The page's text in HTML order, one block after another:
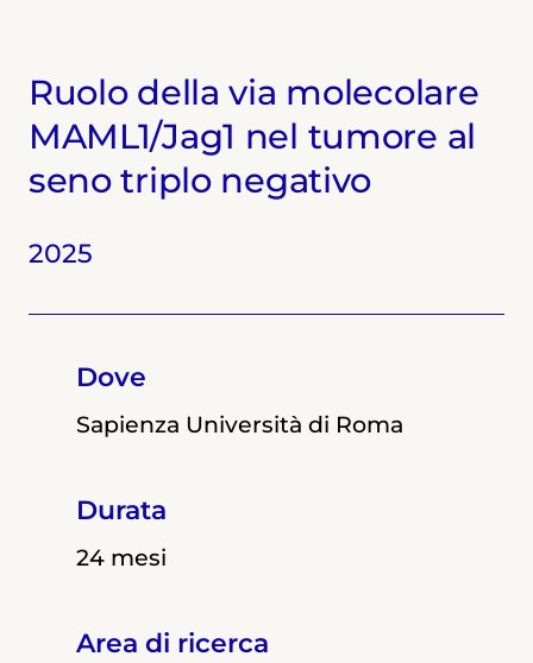
Ruolo della via molecolare
MAML1/Jag1 nel tumore al
seno triplo negativo
2025
Dove
Sapienza Università di Roma
Durata
24 mesi
Area di ricerca
2024
Dove
Università degli Studi di Roma "La
Durata
2023
Dove
Università degli Studi di Roma "La
Durata